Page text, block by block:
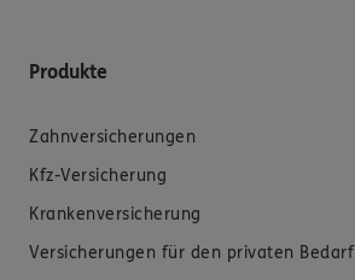
Produkte
Zahnversicherungen
Kfz-Versicherung
Krankenversicherung
Versicherungen für den privaten Bedarf